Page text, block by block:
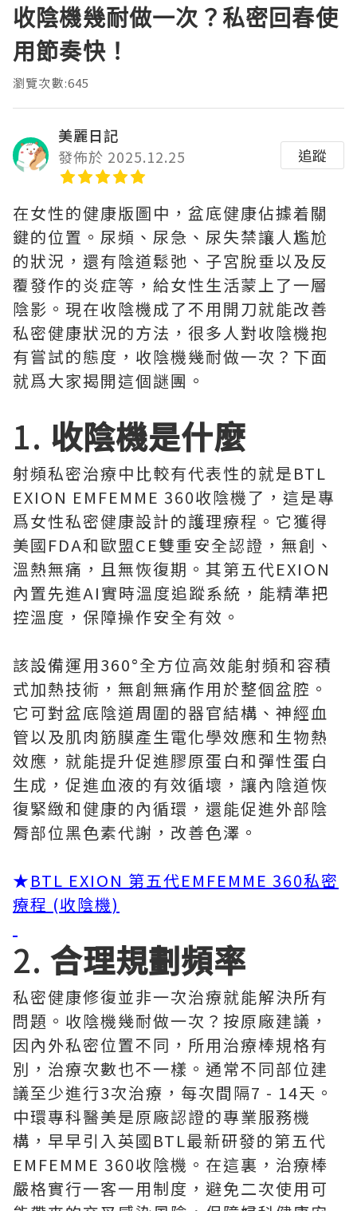
收陰機幾耐做一次？私密回春使
用節奏快！
瀏覽次數:645
美麗日記
發佈於 2025.12.25
追蹤
在女性的健康版圖中，盆底健康佔據着關
鍵的位置。尿頻、尿急、尿失禁讓人尷尬
的狀況，還有陰道鬆弛、子宮脫垂以及反
覆發作的炎症等，給女性生活蒙上了一層
陰影。現在收陰機成了不用開刀就能改善
私密健康狀況的方法，很多人對收陰機抱
有嘗試的態度，收陰機幾耐做一次？下面
就爲大家揭開這個謎團。
1. 收陰機是什麼
射頻私密治療中比較有代表性的就是BTL
EXION EMFEMME 360收陰機了，這是專
爲女性私密健康設計的護理療程。它獲得
美國FDA和歐盟CE雙重安全認證，無創、
溫熱無痛，且無恢復期。其第五代EXION
內置先進AI實時溫度追蹤系統，能精準把
控溫度，保障操作安全有效。
該設備運用360°全方位高效能射頻和容積
式加熱技術，無創無痛作用於整個盆腔。
它可對盆底陰道周圍的器官結構、神經血
管以及肌肉筋膜產生電化學效應和生物熱
效應，就能提升促進膠原蛋白和彈性蛋白
生成，促進血液的有效循壞，讓內陰道恢
復緊緻和健康的內循環，還能促進外部陰
脣部位黑色素代謝，改善色澤。
★BTL EXION 第五代EMFEMME 360私密
療程 (收陰機)
2. 合理規劃頻率
私密健康修復並非一次治療就能解決所有
問題。收陰機幾耐做一次？按原廠建議，
因內外私密位置不同，所用治療棒規格有
別，治療次數也不一樣。通常不同部位建
議至少進行3次治療，每次間隔7 - 14天。
中環專科醫美是原廠認證的專業服務機
構，早早引入英國BTL最新研發的第五代
EMFEMME 360收陰機。在這裏，治療棒
嚴格實行一客一用制度，避免二次使用可